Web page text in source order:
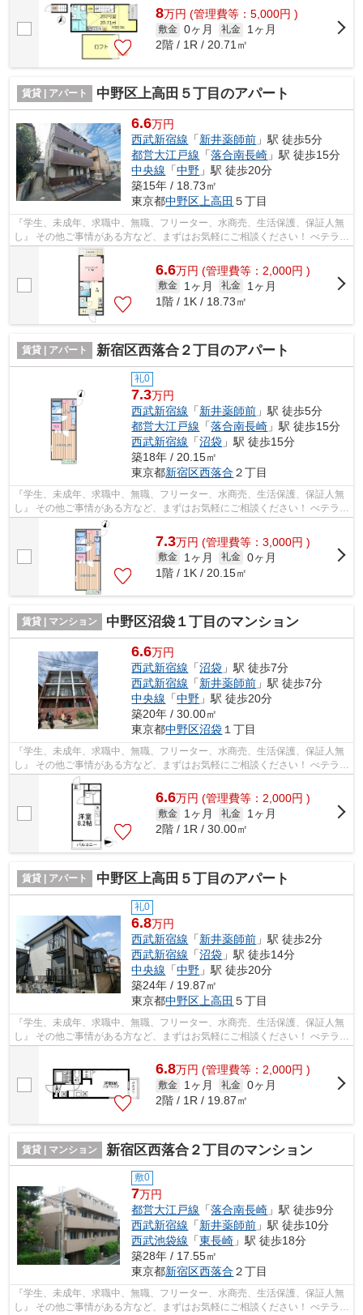
8万円 (管理費等：5,000円 )
敷金 0ヶ月 礼金
1ヶ月
2階 / 1R / 20.71㎡
賃貸 | アパート 中野区上高田５丁目のアパート
6.6万円
西武新宿線 「新井薬師前 」駅 徒歩5分
都営大江戸線 「落合南長崎 」駅 徒歩15分
中央線 「中野 」駅 徒歩20分
築15年 / 18.73㎡
東京都中野区上高田 ５丁目
『学生、未成年、求職中、無職、フリーター、水商売、生活保護、保証人無
し』 その他ご事情がある方など、まずはお気軽にご相談ください！ べテラン
スタッフが対応致しますのでご希望...
6.6万円 (管理費等：2,000円 )
敷金 1ヶ月 礼金
1ヶ月
1階 / 1K / 18.73㎡
賃貸 | アパート 新宿区西落合２丁目のアパート
礼0
7.3万円
西武新宿線 「新井薬師前 」駅 徒歩5分
都営大江戸線 「落合南長崎 」駅 徒歩15分
西武新宿線 「沼袋 」駅 徒歩15分
築18年 / 20.15㎡
東京都新宿区西落合 ２丁目
『学生、未成年、求職中、無職、フリーター、水商売、生活保護、保証人無
し』 その他ご事情がある方など、まずはお気軽にご相談ください！ べテラン
スタッフが対応致しますのでご希望...
7.3万円 (管理費等：3,000円 )
敷金 1ヶ月 礼金 0ヶ月
1階 / 1K / 20.15㎡
賃貸 | マンション 中野区沼袋１丁目のマンション
6.6万円
西武新宿線 「沼袋 」駅 徒歩7分
西武新宿線 「新井薬師前 」駅 徒歩7分
中央線 「中野 」駅 徒歩20分
築20年 / 30.00㎡
東京都中野区沼袋 １丁目
『学生、未成年、求職中、無職、フリーター、水商売、生活保護、保証人無
し』 その他ご事情がある方など、まずはお気軽にご相談ください！ べテラン
スタッフが対応致しますのでご希望...
6.6万円 (管理費等：2,000円 )
敷金 1ヶ月 礼金
1ヶ月
2階 / 1R / 30.00㎡
賃貸 | アパート 中野区上高田５丁目のアパート
礼0
6.8万円
西武新宿線 「新井薬師前 」駅 徒歩2分
西武新宿線 「沼袋 」駅 徒歩14分
中央線 「中野 」駅 徒歩20分
築24年 / 19.87㎡
東京都中野区 上高田 ５丁目
『学生、未成年、求職中、無職、フリーター、水商売、生活保護、保証人無
し』 その他ご事情がある方など、まずはお気軽にご相談ください！ べテラン
スタッフが対応致しますのでご希望...
6.8万円 (管理費等：2,000円 )
敷金 1ヶ月 礼金 0ヶ月
2階 / 1R / 19.87㎡
賃貸 | マンション 新宿区西落合２丁目のマンション
敷0
7万円
都営大江戸線 「落合南長崎 」駅 徒歩9分
西武新宿線 「新井薬師前 」駅 徒歩10分
西武池袋線 「東長崎 」駅 徒歩18分
築28年 / 17.55㎡
東京都新宿区西落合 ２丁目
『学生、未成年、求職中、無職、フリーター、水商売、生活保護、保証人無
し』 その他ご事情がある方など、まずはお気軽にご相談ください！ べテラン